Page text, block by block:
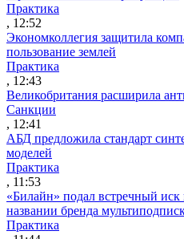
Практика
, 12:52
Экономколлегия защитила
пользование землей
Практика
, 12:43
Великобритания расширила
Санкции
, 12:41
АБД предложила стандарт
моделей
Практика
, 11:53
«Билайн» подал встречный иск
названии бренда
Практика